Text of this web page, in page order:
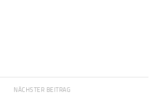
NÄCHSTER BEITRAG